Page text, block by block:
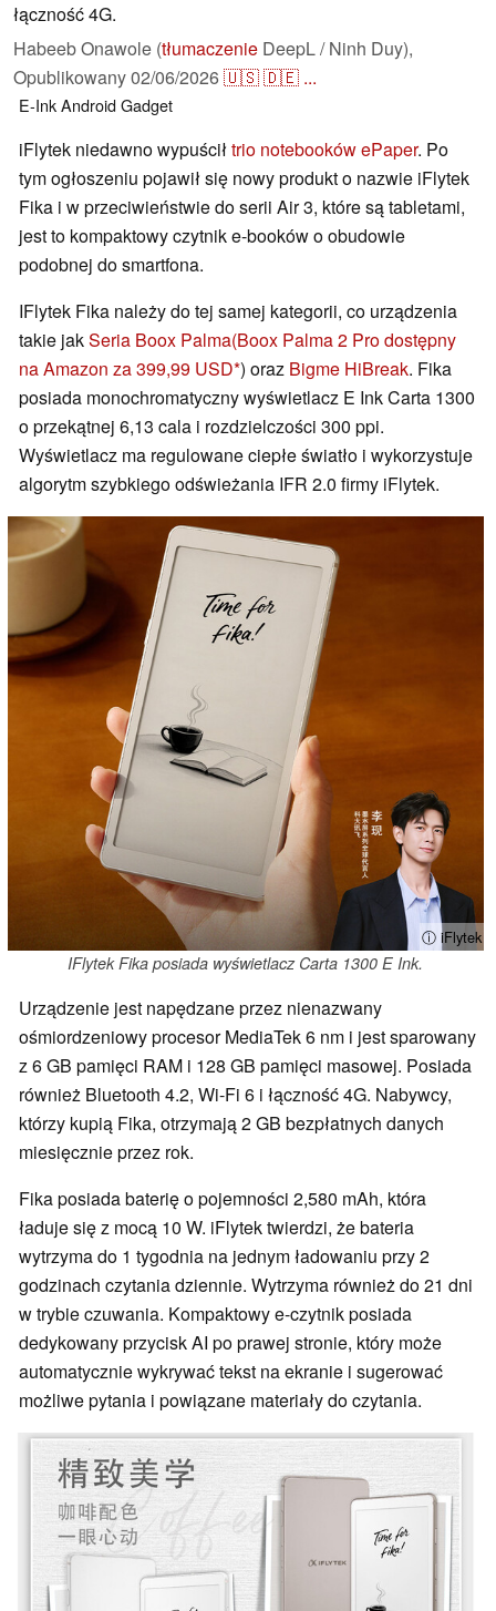
łączność 4G.
Habeeb Onawole (tłumaczenie DeepL / Ninh Duy),
Opublikowany02/06/2026🇺🇸🇩🇪 ...
E-InkAndroidGadget
iFlytek niedawno wypuściłtrio notebooków ePaper. Po
tym ogłoszeniu pojawił się nowy produkt o nazwie iFlytek
Fika i w przeciwieństwie do serii Air 3, które są tabletami,
jest to kompaktowy czytnik e-booków o obudowie
podobnej do smartfona.
IFlytek Fika należy do tej samej kategorii, co urządzenia
takie jakSeria Boox Palma(Boox Palma 2 Pro dostępny
na Amazon za 399,99 USD ) oraz Bigme HiBreak. Fika
posiada monochromatyczny wyświetlacz E Ink Carta 1300
o przekątnej 6,13 cala i rozdzielczości 300 ppi.
Wyświetlacz ma regulowane ciepłe światło i wykorzystuje
algorytm szybkiego odświeżania IFR 2.0 firmy iFlytek.
ⓘ iFlytek
IFlytek Fika posiada wyświetlacz Carta 1300 E Ink.
Urządzenie jest napędzane przez nienazwany
ośmiordzeniowy procesor MediaTek 6 nm i jest sparowany
z 6 GB pamięci RAM i 128 GB pamięci masowej. Posiada
również Bluetooth 4.2, Wi-Fi 6 i łączność 4G. Nabywcy,
którzy kupią Fika, otrzymają 2 GB bezpłatnych danych
miesięcznie przez rok.
Fika posiada baterię o pojemności 2,580 mAh, która
ładuje się z mocą 10 W. iFlytek twierdzi, że bateria
wytrzyma do 1 tygodnia na jednym ładowaniu przy 2
godzinach czytania dziennie. Wytrzyma również do 21 dni
w trybie czuwania. Kompaktowy e-czytnik posiada
dedykowany przycisk AI po prawej stronie, który może
automatycznie wykrywać tekst na ekranie i sugerować
możliwe pytania i powiązane materiały do czytania.